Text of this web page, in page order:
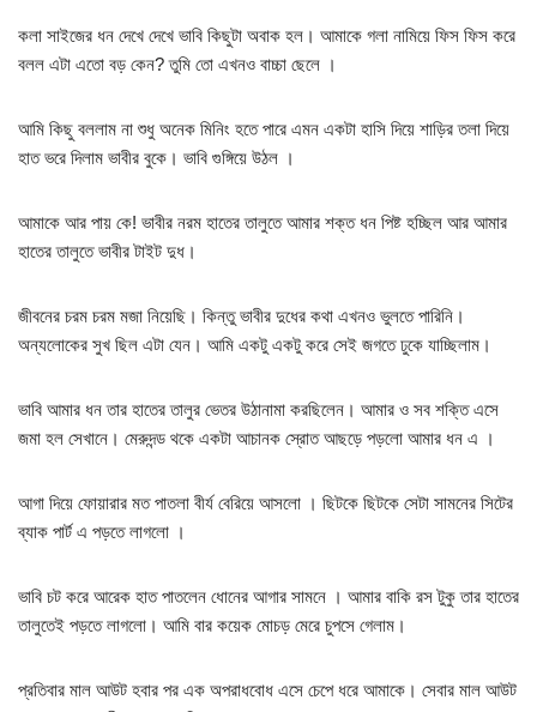
কলা সাইজের ধন দেখে দেখে ভাবি কিছুটা অবাক হল। আমাকে গলা নামিয়ে ফিস ফিস করে
বলল এটা এতো বড় কেন? তুমি তো এখনও বাচ্চা ছেলে ।
আমি কিছু বললাম না শুধু অনেক মিনিং হতে পারে এমন একটা হাসি দিয়ে শাড়ির তলা দিয়ে
হাত ভরে দিলাম ভাবীর বুকে। ভাবি গুঙ্গিয়ে উঠল ।
আমাকে আর পায় কে! ভাবীর নরম হাতের তালুতে আমার শক্ত ধন পিষ্ট হচ্ছিল আর আমার
হাতের তালুতে ভাবীর টাইট দুধ।
জীবনের চরম চরম মজা নিয়েছি। কিন্তু ভাবীর দুধের কথা এখনও ভুলতে পারিনি।
অন্যলোকের সুখ ছিল এটা যেন। আমি একটু একটু করে সেই জগতে ঢুকে যাচ্ছিলাম।
ভাবি আমার ধন তার হাতের তালুর ভেতর উঠানামা করছিলেন। আমার ও সব শক্তি এসে
জমা হল সেখানে। মেরুদন্ড থকে একটা আচানক স্রোত আছড়ে পড়লো আমার ধন এ ।
আগা দিয়ে ফোয়ারার মত পাতলা বীর্য বেরিয়ে আসলো । ছিটকে ছিটকে সেটা সামনের সিটের
ব্যাক পার্ট এ পড়তে লাগলো ।
ভাবি চট করে আরেক হাত পাতলেন ধোনের আগার সামনে । আমার বাকি রস টুকু তার হাতের
তালুতেই পড়তে লাগলো। আমি বার কয়েক মোচড় মেরে চুপসে গেলাম।
প্রতিবার মাল আউট হবার পর এক অপরাধবোধ এসে চেপে ধরে আমাকে। সেবার মাল আউট